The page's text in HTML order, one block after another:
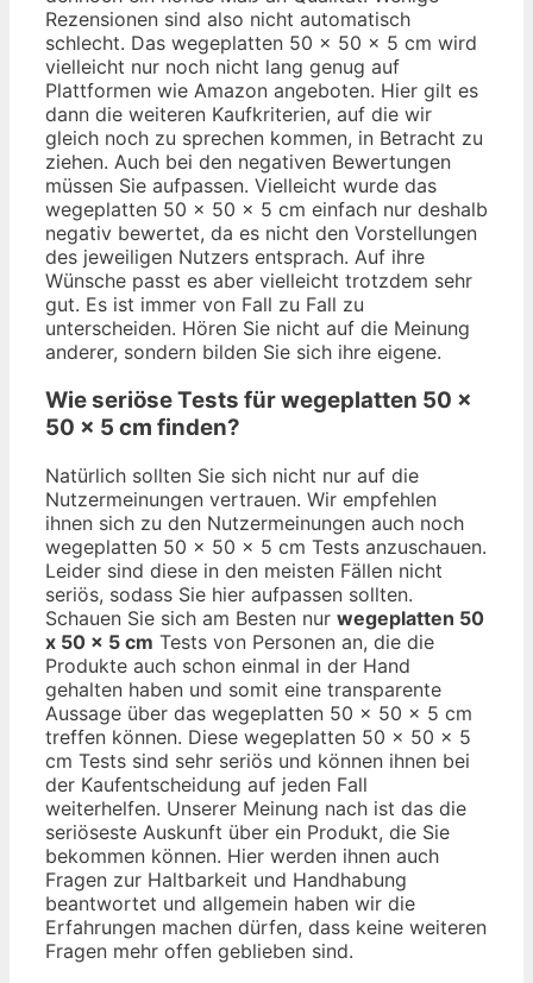
Rezensionen sind also nicht automatisch
schlecht. Das wegeplatten 50 x 50 x 5 cm wird
vielleicht nur noch nicht lang genug auf
Plattformen wie Amazon angeboten. Hier gilt es
dann die weiteren Kaufkriterien, auf die wir
gleich noch zu sprechen kommen, in Betracht zu
ziehen. Auch bei den negativen Bewertungen
müssen Sie aufpassen. Vielleicht wurde das
wegeplatten 50 x 50 x 5 cm einfach nur deshalb
negativ bewertet, da es nicht den Vorstellungen
des jeweiligen Nutzers entsprach. Auf ihre
Wünsche passt es aber vielleicht trotzdem sehr
gut. Es ist immer von Fall zu Fall zu
unterscheiden. Hören Sie nicht auf die Meinung
anderer, sondern bilden Sie sich ihre eigene.
Wie seriöse Tests für wegeplatten 50 x
50 x 5 cm finden?
Natürlich sollten Sie sich nicht nur auf die
Nutzermeinungen vertrauen. Wir empfehlen
ihnen sich zu den Nutzermeinungen auch noch
wegeplatten 50 x 50 x 5 cm Tests anzuschauen.
Leider sind diese in den meisten Fällen nicht
seriös, sodass Sie hier aufpassen sollten.
Schauen Sie sich am Besten nur wegeplatten 50
x 50 x 5 cm Tests von Personen an, die die
Produkte auch schon einmal in der Hand
gehalten haben und somit eine transparente
Aussage über das wegeplatten 50 x 50 x 5 cm
treffen können. Diese wegeplatten 50 x 50 x 5
cm Tests sind sehr seriös und können ihnen bei
der Kaufentscheidung auf jeden Fall
weiterhelfen. Unserer Meinung nach ist das die
seriöseste Auskunft über ein Produkt, die Sie
bekommen können. Hier werden ihnen auch
Fragen zur Haltbarkeit und Handhabung
beantwortet und allgemein haben wir die
Erfahrungen machen dürfen, dass keine weiteren
Fragen mehr offen geblieben sind.